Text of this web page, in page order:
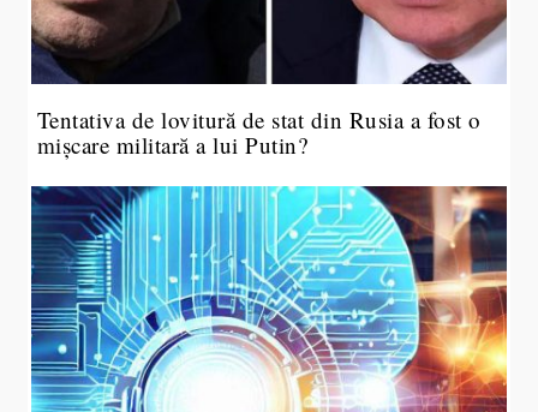
Tentativa de lovitură de stat din Rusia a fost o
mișcare militară a lui Putin?